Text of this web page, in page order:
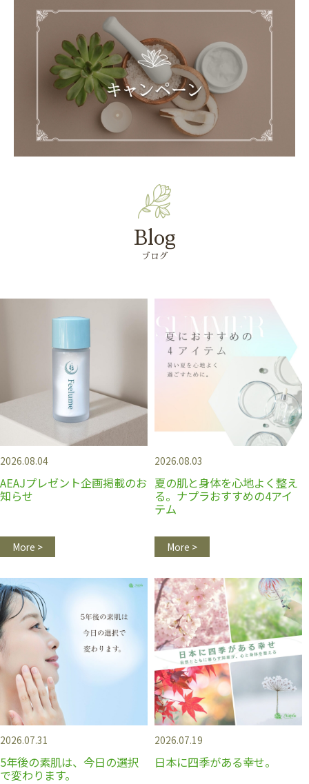
Blog
ブログ
2026.08.04
AEAJプレゼント企画掲載のお
知らせ
More >
2026.08.03
夏の肌と身体を心地よく整え
る。ナプラおすすめの4アイ
テム
More >
2026.07.31
5年後の素肌は、今日の選択
で変わります。
2026.07.19
日本に四季がある幸せ。